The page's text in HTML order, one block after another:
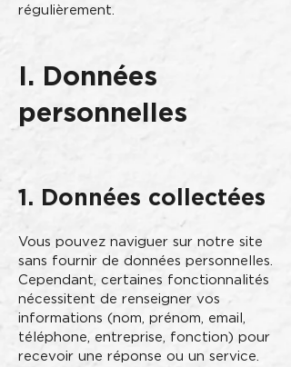
régulièrement.
I. Données
personnelles
1. Données collectées
Vous pouvez naviguer sur notre site
sans fournir de données personnelles.
Cependant, certaines fonctionnalités
nécessitent de renseigner vos
informations (nom, prénom, email,
téléphone, entreprise, fonction) pour
recevoir une réponse ou un service.